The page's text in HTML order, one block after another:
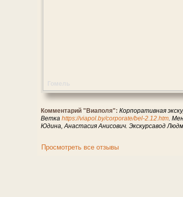
Комментарий "Виаполя": Корпоративная
Ветка https://viapol.by/corporate/bel-2.12.htm.
Юдина, Анастасия Анисович. Экскурсавод
Просмотреть все отзывы